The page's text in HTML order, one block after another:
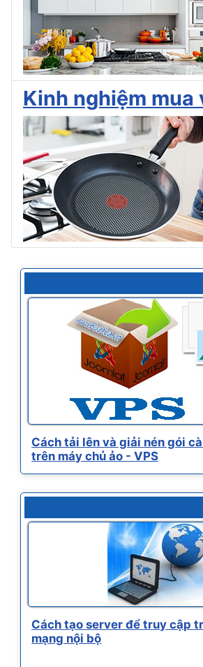
Kinh nghiệm mua
Cách tải lên và giải nén gói
trên máy chủ ảo - VPS
Cách tạo server để truy cập
mạng nội bộ